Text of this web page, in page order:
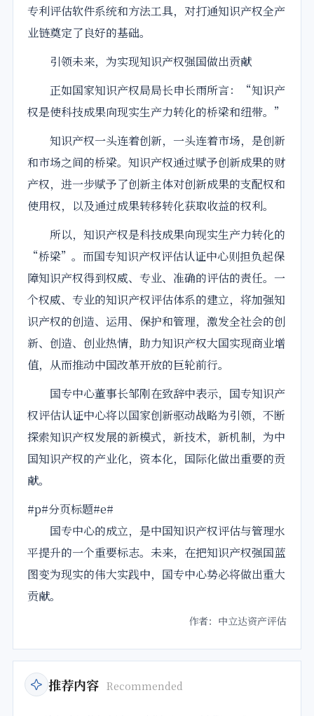
专利评估软件系统和方法工具，对打通知识产权全产
业链奠定了良好的基础。
引领未来，为实现知识产权强国做出贡献
正如国家知识产权局局长申长雨所言：“知识产
权是使科技成果向现实生产力转化的桥梁和纽带。”
知识产权一头连着创新，一头连着市场，是创新
和市场之间的桥梁。知识产权通过赋予创新成果的财
产权，进一步赋予了创新主体对创新成果的支配权和
使用权，以及通过成果转移转化获取收益的权利。
所以，知识产权是科技成果向现实生产力转化的
“桥梁”。而国专知识产权评估认证中心则担负起保
障知识产权得到权威、专业、准确的评估的责任。一
个权威、专业的知识产权评估体系的建立，将加强知
识产权的创造、运用、保护和管理，激发全社会的创
新、创造、创业热情，助力知识产权大国实现商业增
值，从而推动中国改革开放的巨轮前行。
国专中心董事长邹刚在致辞中表示，国专知识产
权评估认证中心将以国家创新驱动战略为引领，不断
探索知识产权发展的新模式，新技术，新机制，为中
国知识产权的产业化，资本化，国际化做出重要的贡
献。
#p#分页标题#e#
国专中心的成立，是中国知识产权评估与管理水
平提升的一个重要标志。未来，在把知识产权强国蓝
图变为现实的伟大实践中，国专中心势必将做出重大
贡献。
作者：中立达资产评估
推荐内容 Recommended